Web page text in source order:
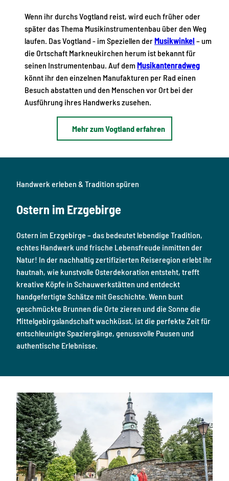
Wenn ihr durchs Vogtland reist, wird euch früher oder
später das Thema Musikinstrumentenbau über den Weg
laufen. Das Vogtland - im Speziellen derMusikwinkel – um
die Ortschaft Markneukirchen herum ist bekannt für
seinen Instrumentenbau. Auf dem Musikantenradweg
könnt ihr den einzelnen Manufakturen per Rad einen
Besuch abstatten und den Menschen vor Ort bei der
Ausführung ihres Handwerks zusehen.
Mehr zum Vogtland erfahren
Handwerk erleben & Tradition spüren
Ostern im Erzgebirge
Ostern im Erzgebirge – das bedeutet lebendige Tradition,
echtes Handwerk und frische Lebensfreude inmitten der
Natur! In der nachhaltig zertifizierten Reiseregion erlebt ihr
hautnah, wie kunstvolle Osterdekoration entsteht, trefft
kreative Köpfe in Schauwerkstätten und entdeckt
handgefertigte Schätze mit Geschichte. Wenn bunt
geschmückte Brunnen die Orte zieren und die Sonne die
Mittelgebirgslandschaft wachküsst, ist die perfekte Zeit für
entschleunigte Spaziergänge, genussvolle Pausen und
authentische Erlebnisse.